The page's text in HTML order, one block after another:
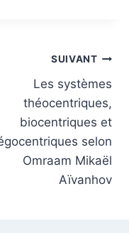
SUIVANT
Les systèmes
théocentriques,
biocentriques et
selon
Omraam Mikaël
Aïvanhov